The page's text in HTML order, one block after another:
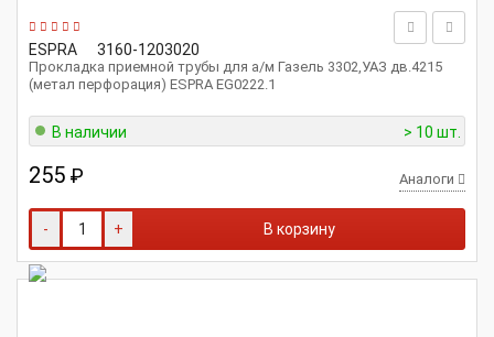
ESPRA 3160-1203020
Прокладка приемной трубы для а/м Газель 3302,УАЗ дв.4215
(метал перфорация) ESPRA EG0222.1
В наличии > 10 шт.
255 ₽ Аналоги
- + В корзину